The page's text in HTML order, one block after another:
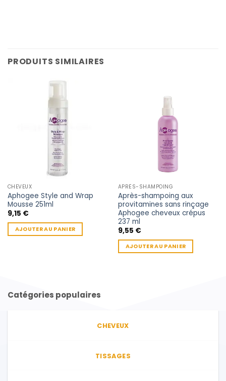
PRODUITS SIMILAIRES
CHEVEUX
Aphogee Style and Wrap
Mousse 251ml
9,15 €
AJOUTER AU PANIER
APRÈS-SHAMPOING
Après-shampoing aux
provitamines sans rinçage
Aphogee cheveux crépus
237 ml
9,55 €
AJOUTER AU PANIER
Catégories populaires
CHEVEUX
TISSAGES